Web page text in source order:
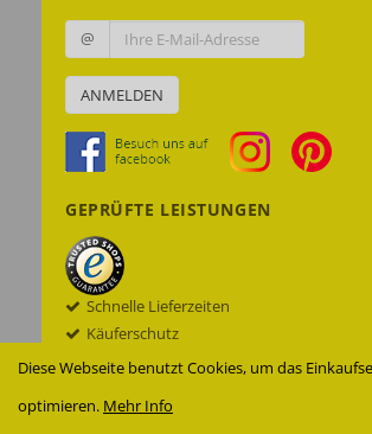
Diese Webseite benutzt Cookies, um das
optimieren. Mehr Info
@
ANMELDEN
GEPRÜFTE LEISTUNGEN
Schnelle Lieferzeiten
Käuferschutz
Datenschutz
Verschlüsselung